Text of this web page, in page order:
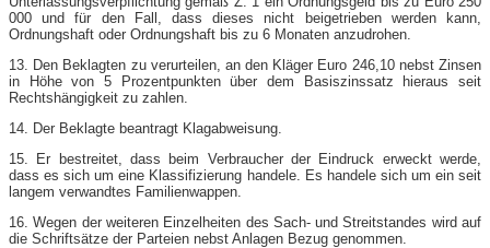
000 und für den Fall, dass dieses nicht beigetrieben werden kann,
Ordnungshaft oder Ordnungshaft bis zu 6 Monaten anzudrohen.
13. Den Beklagten zu verurteilen, an den Kläger Euro 246,10 nebst Zinsen
in Höhe von 5 Prozentpunkten über dem Basiszinssatz hieraus seit
Rechtshängigkeit zu zahlen.
14. Der Beklagte beantragt Klagabweisung.
15. Er bestreitet, dass beim Verbraucher der Eindruck erweckt werde,
dass es sich um eine Klassifizierung handele. Es handele sich um ein seit
langem verwandtes Familienwappen.
16. Wegen der weiteren Einzelheiten des Sach- und Streitstandes wird auf
die Schriftsätze der Parteien nebst Anlagen Bezug genommen.